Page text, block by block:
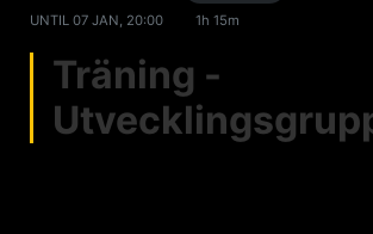
UNTIL 07 JAN, 20:00 1h 15m
Träning -